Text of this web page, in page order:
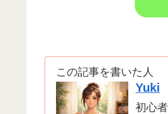
この記事を書いた人
Yuki
初心